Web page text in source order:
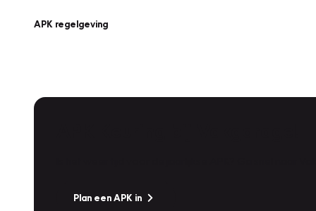
APK regelgeving
Plan een APK in